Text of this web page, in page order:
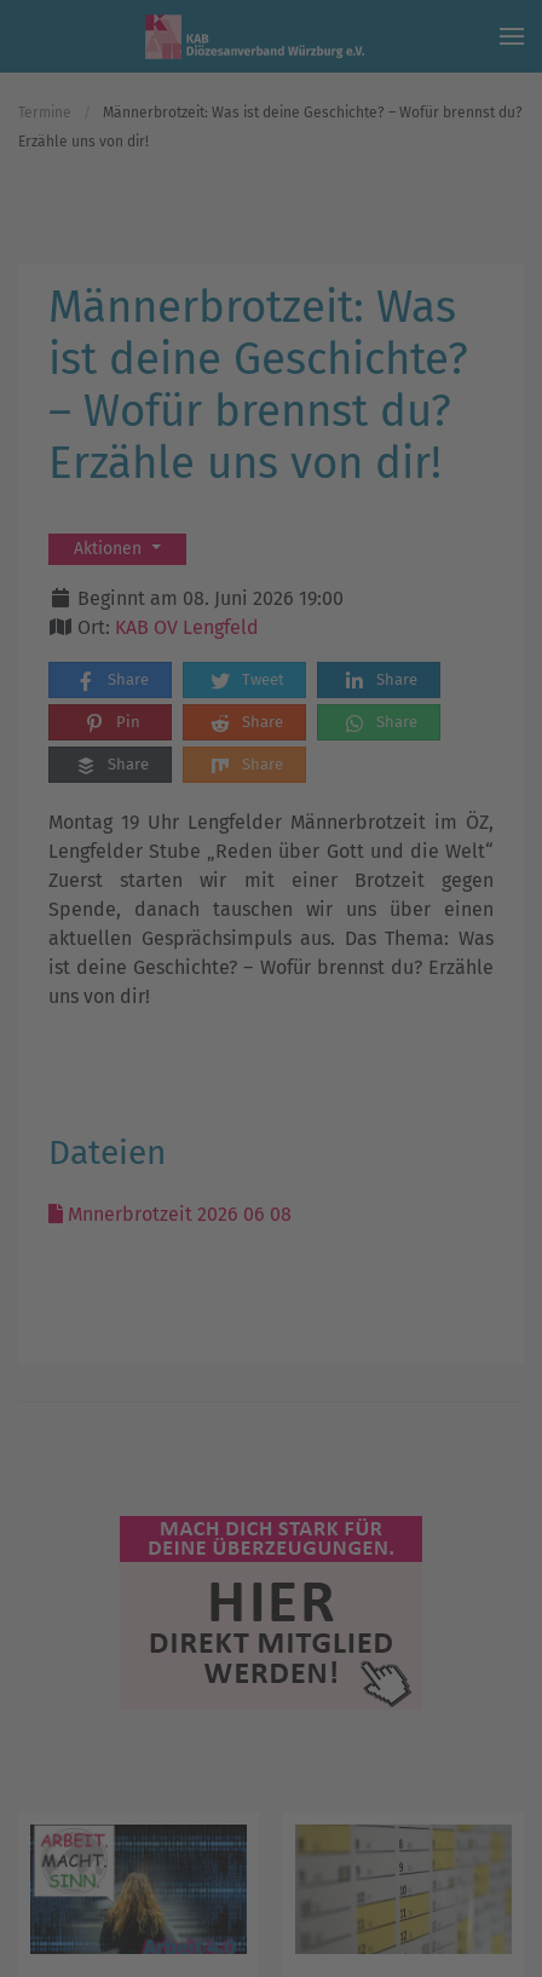
Skip to main content
Termine
Männerbrotzeit: Was ist deine Geschichte? – Wofür brennst du?
Erzähle uns von dir!
Männerbrotzeit: Was
ist deine Geschichte?
– Wofür brennst du?
Erzähle uns von dir!
Aktionen
Beginnt am 08. Juni 2026 19:00
Ort: KAB OV Lengfeld
Share Tweet Share
Pin Share Share
Share Share
Montag 19 Uhr Lengfelder Männerbrotzeit im ÖZ,
Lengfelder Stube „Reden über Gott und die Welt“
Zuerst starten wir mit einer Brotzeit gegen
Spende, danach tauschen wir uns über einen
aktuellen Gesprächsimpuls aus. Das Thema: Was
ist deine Geschichte? – Wofür brennst du? Erzähle
uns von dir!
Dateien
Mnnerbrotzeit 2026 06 08